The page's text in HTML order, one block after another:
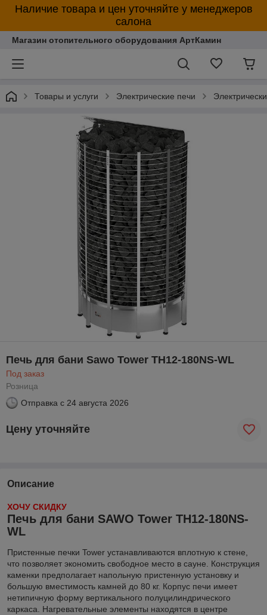
Наличие товара и цен уточняйте у менеджеров
салона
Магазин отопительного оборудования АртКамин
Товары и услуги Электрические печи
Печь для бани Sawo Tower TH12-180NS-WL
Под заказ
Розница
Отправка с 24 августа 2026
Цену уточняйте
Описание
ХОЧУ СКИДКУ
Печь для бани SAWO Tower TH12-180NS-
WL
Пристенные печки Tower устанавливаются вплотную к стене,
что позволяет экономить свободное место в сауне. Конструкция
каменки предполагает напольную пристенную установку и
большую вместимость камней до 80 кг. Корпус печи имеет
нетипичную форму вертикального полуцилиндрического
каркаса. Нагревательные элементы находятся в центре